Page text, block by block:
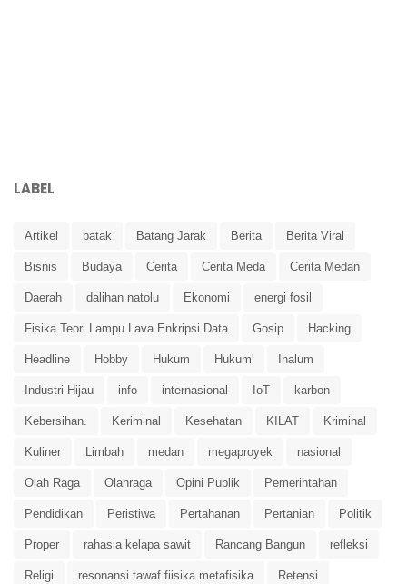
LABEL
Artikel batak Batang Jarak Berita Berita Viral
Bisnis Budaya Cerita Cerita Meda Cerita Medan
Daerah dalihan natolu Ekonomi energi fosil
Fisika Teori Lampu Lava Enkripsi Data Gosip Hacking
Headline Hobby Hukum Hukum' Inalum
Industri Hijau info internasional IoT karbon
Kebersihan. Keriminal Kesehatan KILAT Kriminal
Kuliner Limbah medan megaproyek nasional
Olah Raga Olahraga Opini Publik Pemerintahan
Pendidikan Peristiwa Pertahanan Pertanian Politik
Proper rahasia kelapa sawit Rancang Bangun refleksi
Religi resonansi tawaf fiisika metafisika Retensi